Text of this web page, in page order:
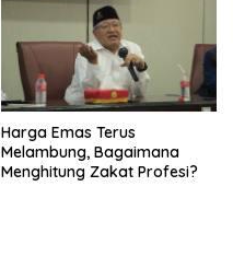
Harga Emas Terus
Melambung, Bagaimana
Menghitung Zakat Profesi?